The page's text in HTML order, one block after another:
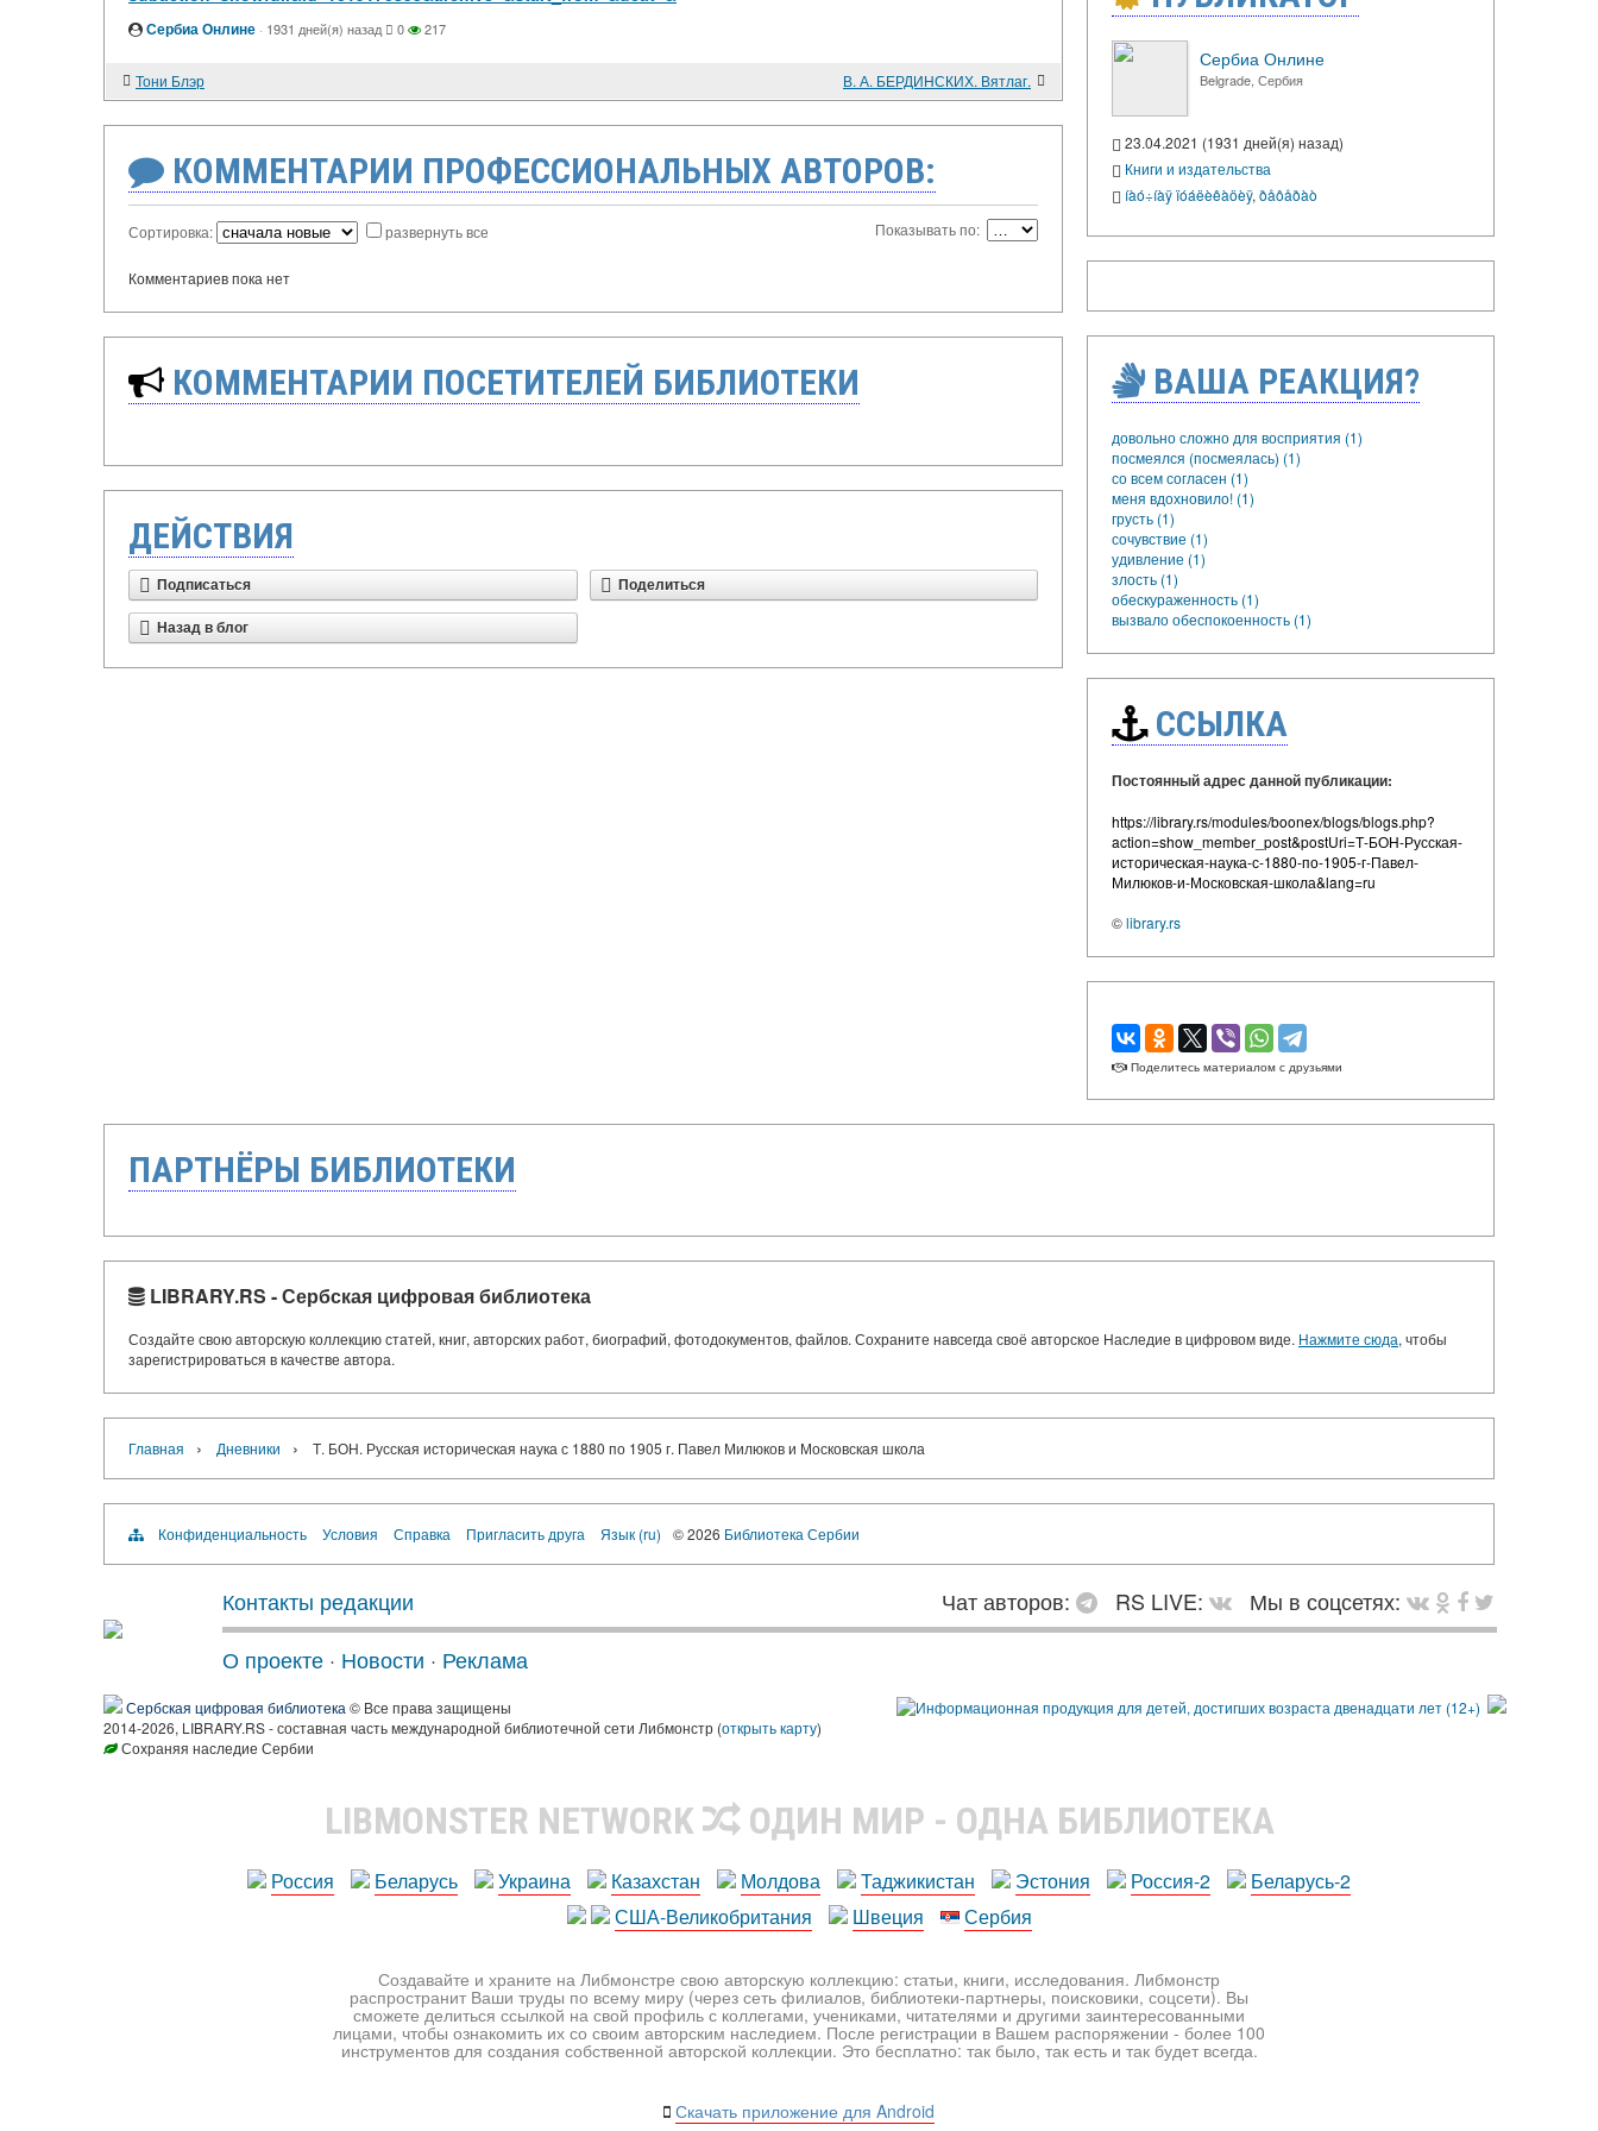
Сербиа Онлине · 1931 дней(я) назад 0 217
Тони Блэр В. А. БЕРДИНСКИХ. Вятлаг.
КОММЕНТАРИИ ПРОФЕССИОНАЛЬНЫХ АВТОРОВ:
Сортировка: развернуть все Показывать по:
Комментариев пока нет
КОММЕНТАРИИ ПОСЕТИТЕЛЕЙ БИБЛИОТЕКИ
ДЕЙСТВИЯ
Подписаться Поделиться
Назад в блог
Сербиа Онлине
Belgrade, Сербия
23.04.2021 (1931 дней(я) назад)
Книги и издательства
íàó÷íàÿ ïóáëèêàöèÿ, ðåôåðàò
ВАША РЕАКЦИЯ?
довольно сложно для восприятия (1)
посмеялся (посмеялась) (1)
со всем согласен (1)
меня вдохновило! (1)
грусть (1)
сочувствие (1)
удивление (1)
злость (1)
обескураженность (1)
вызвало обеспокоенность (1)
ССЫЛКА
Постоянный адрес данной публикации:
https://library.rs/modules/boonex/blogs/blogs.php?
action=show_member_post&postUri=Т-БОН-Русская-
историческая-наука-с-1880-по-1905-г-Павел-
Милюков-и-Московская-школа&lang=ru
©library.rs
Поделитесь материалом с друзьями
ПАРТНЁРЫ БИБЛИОТЕКИ
LIBRARY.RS - Сербская цифровая библиотека
Создайте свою авторскую коллекцию статей, книг, авторских работ, биографий, фотодокументов, файлов. Сохраните навсегда своё авторское Наследие в цифровом виде. Нажмите сюда, чтобы
зарегистрироваться в качестве автора.
Главная › Дневники › Т. БОН. Русская историческая наука с 1880 по 1905 г. Павел Милюков и Московская школа
Конфиденциальность Условия Справка Пригласить друга Язык (ru) © 2026 Библиотека Сербии
Контакты редакции Чат авторов: RS LIVE:
Мы в соцсетях:
О проекте · Новости · Реклама
Сербская цифровая библиотека © Все права защищены
2014-2026, LIBRARY.RS - составная часть международной библиотечной сети Либмонстр (открыть карту)
Сохраняя наследие Сербии
LIBMONSTER NETWORK ОДИН МИР - ОДНА БИБЛИОТЕКА
Россия Беларусь Украина Казахстан Молдова Таджикистан Эстония Россия-2
Беларусь-2
США-Великобритания
Швеция Сербия
Создавайте и храните на Либмонстре свою авторскую коллекцию: статьи, книги, исследования. Либмонстр
распространит Ваши труды по всему миру (через сеть филиалов, библиотеки-партнеры, поисковики, соцсети). Вы
сможете делиться ссылкой на свой профиль с коллегами, учениками, читателями и другими заинтересованными
лицами, чтобы ознакомить их со своим авторским наследием. После регистрации в Вашем распоряжении - более 100
инструментов для создания собственной авторской коллекции. Это бесплатно: так было, так есть и так будет всегда.
Скачать приложение для Android